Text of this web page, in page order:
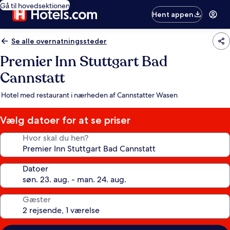
Gå til hovedsektionen
Hent appen
Se alle overnatningssteder
Premier Inn Stuttgart Bad
Cannstatt
Hotel med restaurant i nærheden af Cannstatter Wasen
Vælg datoer for at se priser
Hvor skal du hen?
Datoer
Gæster